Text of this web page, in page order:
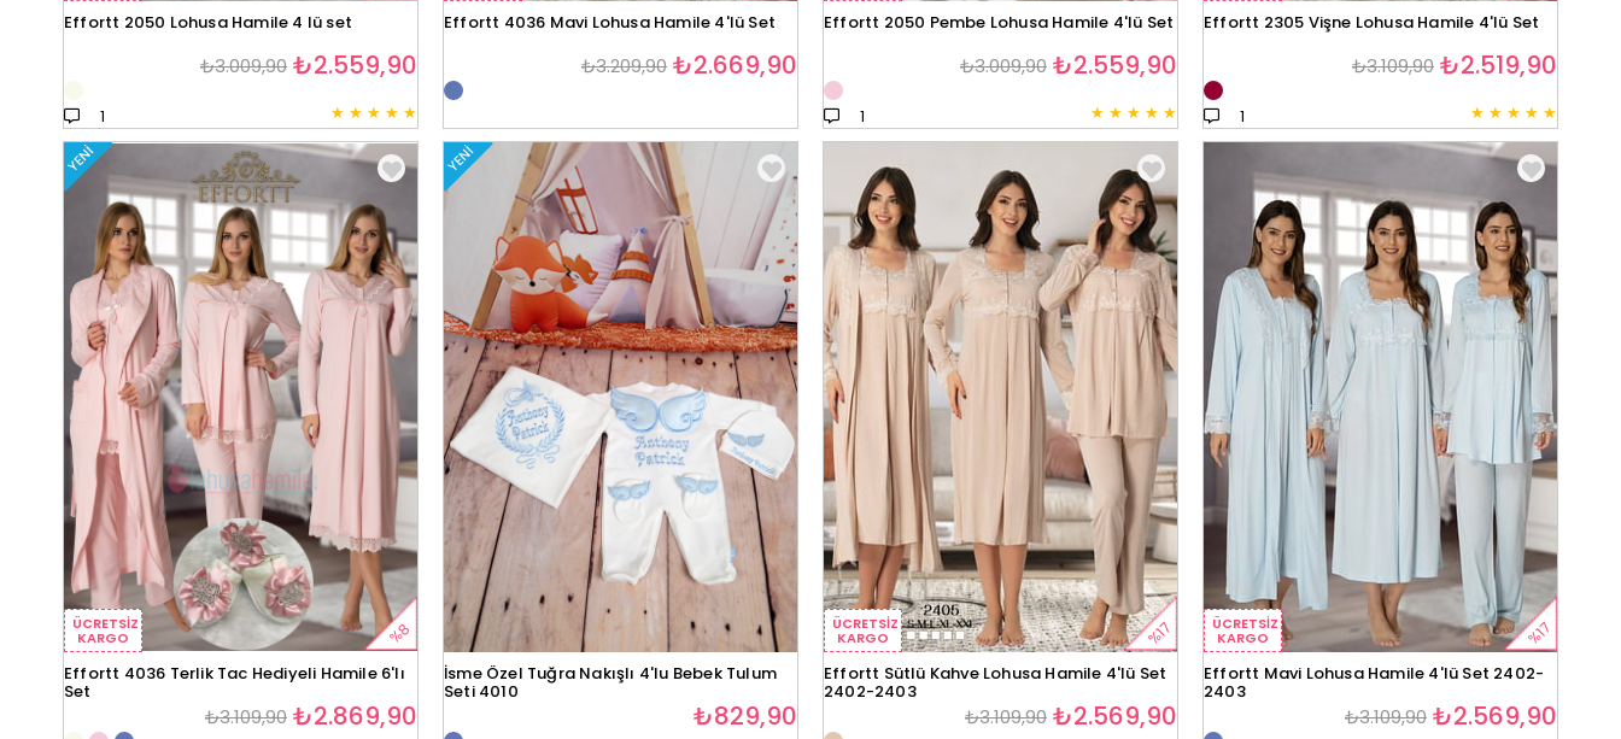
Effortt 2050 Lohusa Hamile 4 lü set
★ ★ ★ ★ ★
1
₺2.559,90
₺3.009,90
Effortt 4036 Mavi Lohusa Hamile 4'lü Set
₺2.669,90
₺3.209,90
Effortt 2050 Pembe Lohusa Hamile 4'lü Set
★ ★ ★ ★ ★
1
₺2.559,90
₺3.009,90
Effortt 2305 Vişne Lohusa Hamile 4'lü Set
★ ★ ★ ★ ★
1
₺2.519,90
₺3.109,90
ÜCRETSIZ
KARGO
YENI
%8
Effortt 4036 Terlik Tac Hediyeli Hamile 6'lı
Set
₺2.869,90
₺3.109,90
YENI
İsme Özel Tuğra Nakışlı 4'lu Bebek Tulum
Seti 4010
₺829,90
ÜCRETSIZ
KARGO %17
Effortt Sütlü Kahve Lohusa Hamile 4'lü Set
2402-2403
₺2.569,90
₺3.109,90
ÜCRETSIZ
KARGO %17
Effortt Mavi Lohusa Hamile 4'lü Set 2402-
2403
₺2.569,90
₺3.109,90